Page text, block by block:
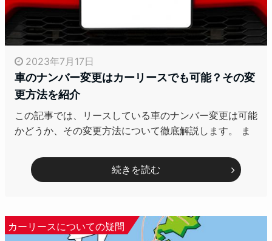
2023年7月17日
車のナンバー変更はカーリースでも可能？その変
更方法を紹介
この記事では、リースしている車のナンバー変更は可能
かどうか、その変更方法について徹底解説します。 ま
続きを読む
カーリースについての疑問